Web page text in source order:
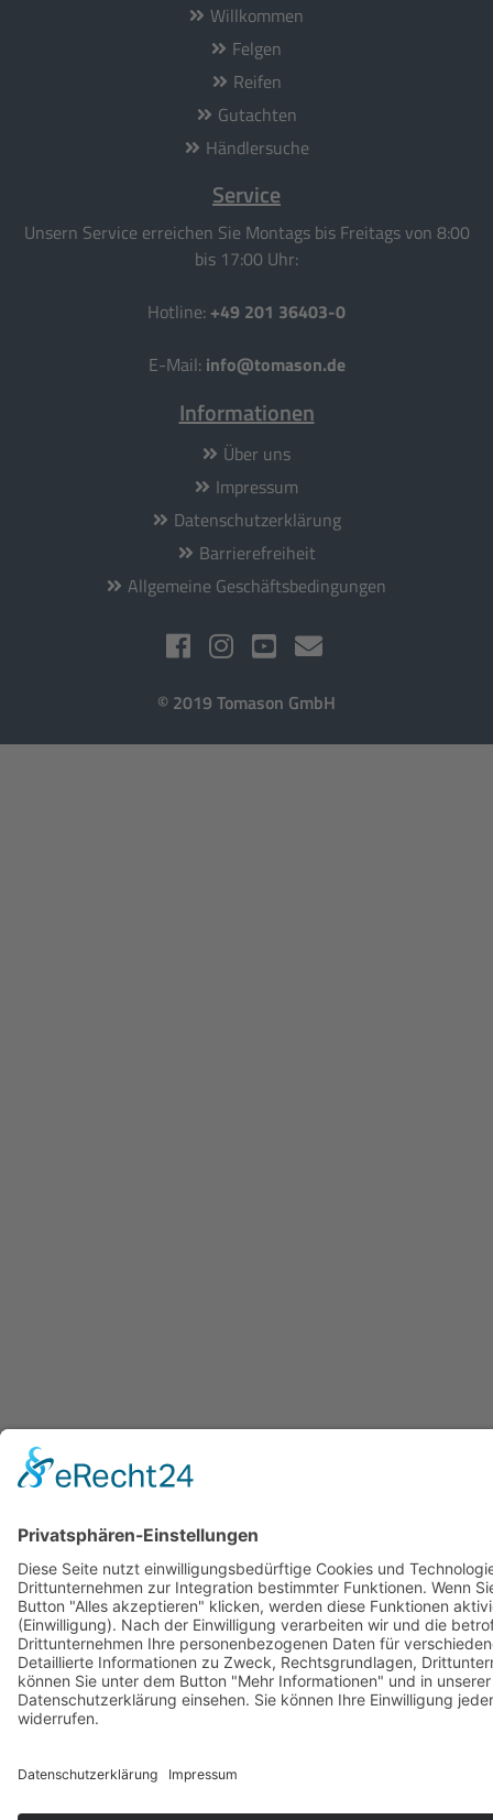
Willkommen
Felgen
Reifen
Gutachten
Händlersuche
Service
Unsern Service erreichen Sie Montags bis Freitags von 8:00
bis 17:00 Uhr:
Hotline: +49 201 36403-0
E-Mail: info@tomason.de
Informationen
Über uns
Impressum
Datenschutzerklärung
Barrierefreiheit
Allgemeine Geschäftsbedingungen
© 2019 Tomason GmbH